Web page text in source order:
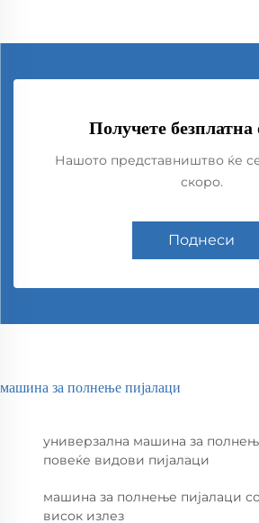
Получете безплатна
Нашото представништво ќе
скоро.
Поднеси
машина за полнење пијалаци
универзална машина за
повеќе видови пијалаци
машина за полнење пијалаци
висок излез